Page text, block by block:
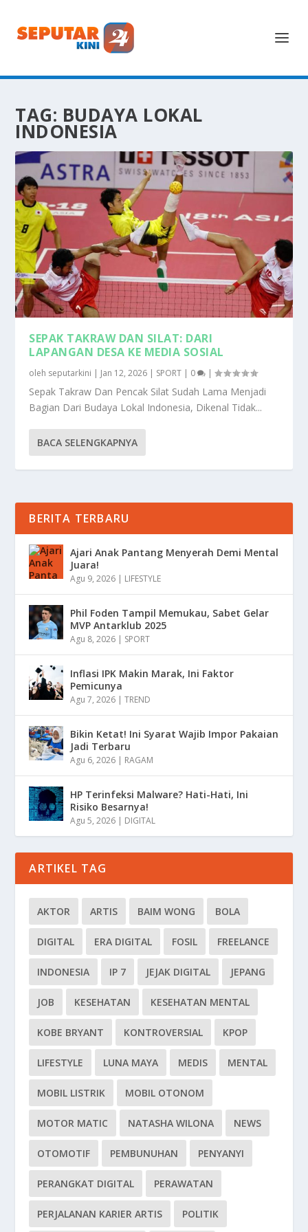
TAG: BUDAYA LOKAL
INDONESIA
SEPAK TAKRAW DAN SILAT: DARI
LAPANGAN DESA KE MEDIA SOSIAL
oleh seputarkini | Jan 12, 2026 | SPORT | 0 |
Sepak Takraw Dan Pencak Silat Sudah Lama Menjadi
Bagian Dari Budaya Lokal Indonesia, Dikenal Tidak...
BACA SELENGKAPNYA
BERITA TERBARU
Ajari Anak Pantang Menyerah Demi Mental
Juara!
Agu 9, 2026 | LIFESTYLE
Phil Foden Tampil Memukau, Sabet Gelar
MVP Antarklub 2025
Agu 8, 2026 | SPORT
Inflasi IPK Makin Marak, Ini Faktor
Pemicunya
Agu 7, 2026 |TREND
Bikin Ketat! Ini Syarat Wajib Impor Pakaian
Jadi Terbaru
Agu 6, 2026 | RAGAM
HP Terinfeksi Malware? Hati-Hati, Ini
Risiko Besarnya!
Agu 5, 2026 | DIGITAL
ARTIKEL TAG
AKTOR ARTIS BAIM WONG BOLA
DIGITAL ERA DIGITAL FOSIL FREELANCE
INDONESIA IP 7 JEJAK DIGITAL JEPANG
JOB KESEHATAN KESEHATAN MENTAL
KOBE BRYANT KONTROVERSIAL KPOP
LIFESTYLE LUNA MAYA MEDIS MENTAL
MOBIL LISTRIK MOBIL OTONOM
MOTOR MATIC NATASHA WILONA NEWS
OTOMOTIF PEMBUNUHAN PENYANYI
PERANGKAT DIGITAL PERAWATAN
PERJALANAN KARIER ARTIS POLITIK